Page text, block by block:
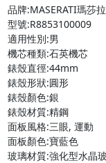
品牌:MASERATI瑪莎
型號:R8853100009
適用性別:男
機芯種類:石英機芯
錶殼直徑:44mm
錶殼形狀:圓形
錶殼顏色:銀
錶殼材質:精鋼
面板風格:三眼, 運動
面板顏色:寶藍色
玻璃材質:強化型水晶